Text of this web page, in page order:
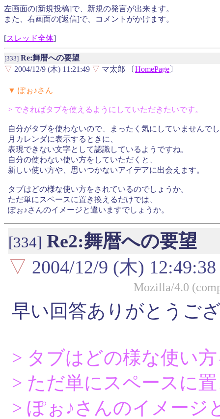
左画面の[新規投稿]で、新規の発言が出来ます。
また、右画面の[返信]で、コメントがかけます。
[スレッド全体]
[333] Re:舞暦への要望
▽ 2004/12/9 (木) 11:21:49 ▽ マ太郎 〔HomePage〕
▼ ぽぉ♪さん
> できればタブを使えるようにしていただきたいです。
自分がタブを使わないので、まったく気にしていませんで
月カレンダに表示するときに、
表現できない文字として認識しているようですね。
自分の使わない使い方をしていただくと、
新しい使い方や、思いつかないアイデアに出会えます。
タブはどの様な使い方をされているのでしょうか。
ただ単にスペースに置き換えるだけでは、
ぽぉ♪さんのイメージと違いますでしょうか。
[334] Re2:舞暦への要望
▽ 2004/12/9 (木) 12:49:38
Mozilla/4.0
早い回答ありがとうご
> タブはどの様な使い
> ただ単にスペースに
> ぽぉ♪さんのイメージ